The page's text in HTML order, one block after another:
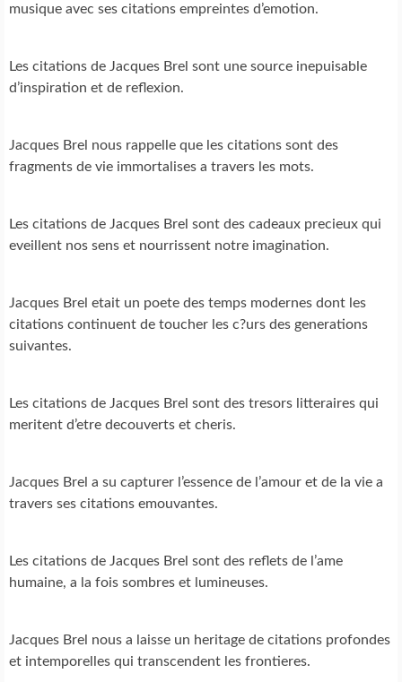
musique avec ses citations empreintes d’emotion.
Les citations de Jacques Brel sont une source inepuisable
d’inspiration et de reflexion.
Jacques Brel nous rappelle que les citations sont des
fragments de vie immortalises a travers les mots.
Les citations de Jacques Brel sont des cadeaux precieux qui
eveillent nos sens et nourrissent notre imagination.
Jacques Brel etait un poete des temps modernes dont les
citations continuent de toucher les c?urs des generations
suivantes.
Les citations de Jacques Brel sont des tresors litteraires qui
meritent d’etre decouverts et cheris.
Jacques Brel a su capturer l’essence de l’amour et de la vie a
travers ses citations emouvantes.
Les citations de Jacques Brel sont des reflets de l’ame
humaine, a la fois sombres et lumineuses.
Jacques Brel nous a laisse un heritage de citations profondes
et intemporelles qui transcendent les frontieres.